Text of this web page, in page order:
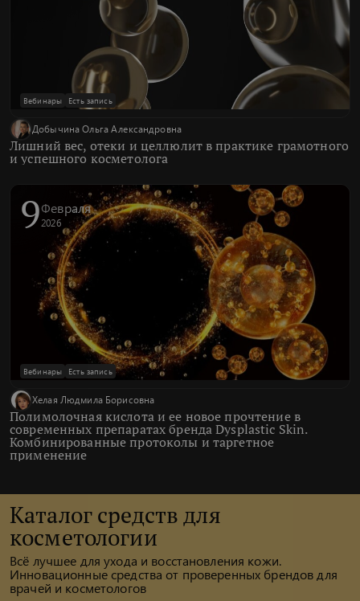
Вебинары Есть запись
Добычина Ольга Александровна
Лишний вес, отеки и целлюлит в практике грамотного
и успешного косметолога
9Февраля
2026
Вебинары Есть запись
Хелая Людмила Борисовна
Полимолочная кислота и ее новое прочтение в
современных препаратах бренда Dysplastic Skin.
Комбинированные протоколы и таргетное
применение
Каталог средств для
косметологии
Всё лучшее для ухода и восстановления кожи.
Инновационные средства от проверенных брендов для
врачей и косметологов